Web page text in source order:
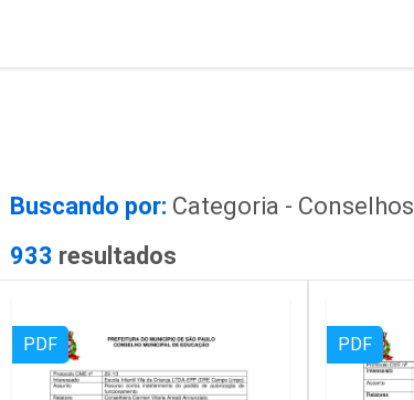
Buscando por: Categoria - Conselhos
933 resultados
PDF PDF